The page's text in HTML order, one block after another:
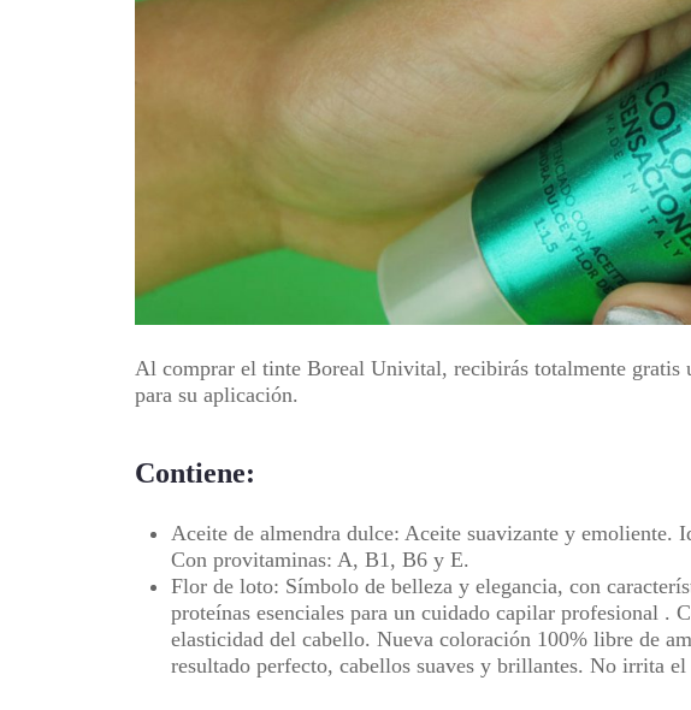
Al comprar el tinte Boreal Univital, recibirás totalmente gratis
para su aplicación.
Contiene:
Aceite de almendra dulce: Aceite suavizante y emoliente.
Con provitaminas: A, B1, B6 y E.
Flor de loto: Símbolo de belleza y elegancia, con
proteínas esenciales para un cuidado capilar profesional
elasticidad del cabello. Nueva coloración 100% libre de
resultado perfecto, cabellos suaves y brillantes. No irrita